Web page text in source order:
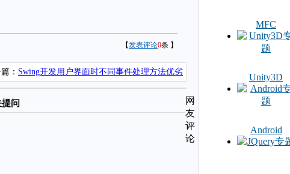
【发表评论0条 】
： Swing开发用户界面时不同事件处理方法优劣
问
网
友
评
论
MFC
Unity3D
Android